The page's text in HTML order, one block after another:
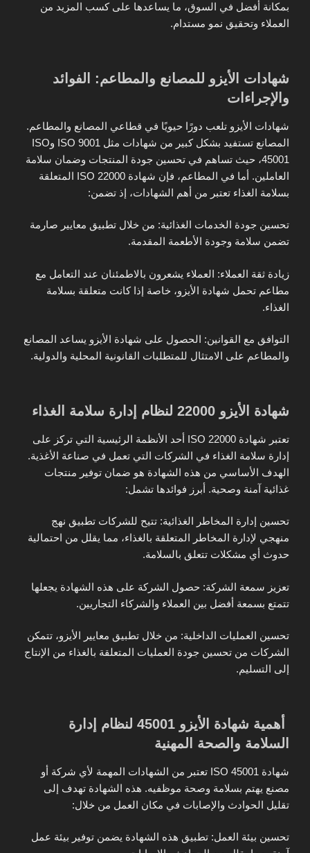
بمكانة أفضل في السوق، ما يساعدها على كسب المزيد من
العملاء وتحقيق نمو مستدام.
شهادات الأيزو للمصانع والمطاعم: الفوائد
والإجراءات
شهادات الأيزو تلعب دورًا حيويًا في قطاعي المصانع والمطاعم.
المصانع تستفيد بشكل كبير من شهادات مثل ISO 9001 وISO
45001، حيث تساهم في تحسين جودة المنتجات وضمان سلامة
العاملين. أما في المطاعم، فإن شهادة ISO 22000 المتعلقة
بسلامة الغذاء تعتبر من أهم الشهادات، إذ تضمن:
تحسين جودة الخدمات الغذائية: من خلال تطبيق معايير صارمة
تضمن سلامة وجودة الأطعمة المقدمة.
زيادة ثقة العملاء: العملاء يشعرون بالاطمئنان عند التعامل مع
مطاعم تحمل شهادة الأيزو، خاصة إذا كانت متعلقة بسلامة
الغذاء.
التوافق مع القوانين: الحصول على شهادة الأيزو يساعد المصانع
والمطاعم على الامتثال للمتطلبات القانونية المحلية والدولية.
شهادة الأيزو 22000 لنظام إدارة سلامة الغذاء
تعتبر شهادة ISO 22000 أحد الأنظمة الرئيسية التي تركز على
إدارة سلامة الغذاء في الشركات التي تعمل في صناعة الأغذية.
الهدف الأساسي من هذه الشهادة هو ضمان توفير منتجات
غذائية آمنة وصحية. أبرز فوائدها تشمل:
تحسين إدارة المخاطر الغذائية: تتيح للشركات تطبيق نهج
منهجي لإدارة المخاطر المتعلقة بالغذاء، مما يقلل من احتمالية
حدوث أي مشكلات تتعلق بالسلامة.
تعزيز سمعة الشركة: حصول الشركة على هذه الشهادة يجعلها
تتمتع بسمعة أفضل بين العملاء والشركاء التجاريين.
تحسين العمليات الداخلية: من خلال تطبيق معايير الأيزو، تتمكن
الشركات من تحسين جودة العمليات المتعلقة بالغذاء من الإنتاج
إلى التسليم.
أهمية شهادة الأيزو 45001 لنظام إدارة
السلامة والصحة المهنية
شهادة ISO 45001 تعتبر من الشهادات المهمة لأي شركة أو
مصنع يهتم بسلامة وصحة موظفيه. هذه الشهادة تهدف إلى
تقليل الحوادث والإصابات في مكان العمل من خلال:
تحسين بيئة العمل: تطبيق هذه الشهادة يضمن توفير بيئة عمل